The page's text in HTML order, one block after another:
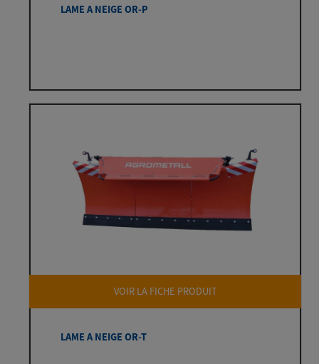
LAME A NEIGE OR-P
VOIR LA FICHE PRODUIT
LAME A NEIGE OR-T